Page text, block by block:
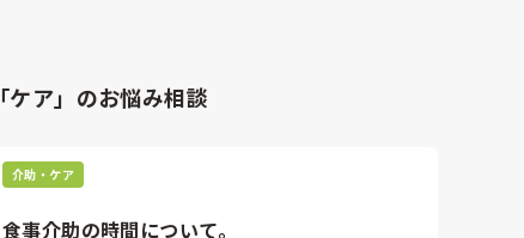
「ケア」のお悩み相談
介助・ケア
食事介助の時間について。